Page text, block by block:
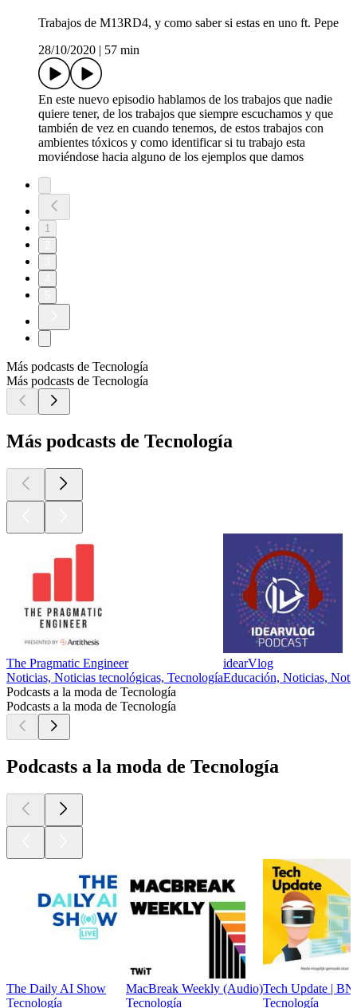
Trabajos de M13RD4, y como saber si estas en uno ft. Pepe
28/10/2020
57 min
En este nuevo episodio hablamos de los trabajos que nadie
quiere tener, de los trabajos que siempre escuchamos y que
también de vez en cuando tenemos, de estos trabajos con
ambientes tóxicos y como identificar si tu trabajo esta
moviéndose hacia alguno de los ejemplos que damos
1
Más podcasts de Tecnología
Más podcasts de Tecnología
Más podcasts de Tecnología
The Pragmatic Engineer
Noticias, Noticias tecnológicas, Tecnología
idearVlog
Educación, Noticias,
Podcasts a la moda de Tecnología
Podcasts a la moda de Tecnología
Podcasts a la moda de Tecnología
The Daily AI Show
Tecnología
MacBreak Weekly (Audio)
Tecnología
Tech Update |
Tecnología